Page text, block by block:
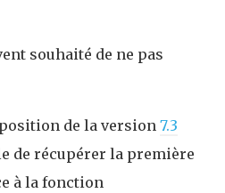
souhaité de ne pas
de la version 7.3
de récupérer la première
à la fonction